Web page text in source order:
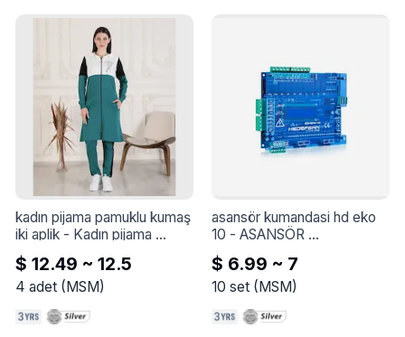
kadın pijama pamuklu kumaş
iki aplik - Kadın pijama
pamuklu kumaş iki aplik
S boyutları. M. L. XL. XXL
$ 12.49 ~ 12.5
4 adet( MSM)
asansör kumandasi hd eko
10 - ASANSÖR
KUMANDASI HD EKO 10
$ 6.99 ~ 7
10 set ( MSM)